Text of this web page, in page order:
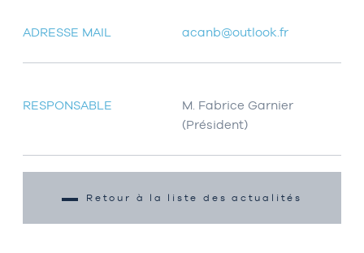
ADRESSE MAIL acanb@outlook.fr
RESPONSABLE
M. Fabrice Garnier
(Président)
Retour à la liste des actualités